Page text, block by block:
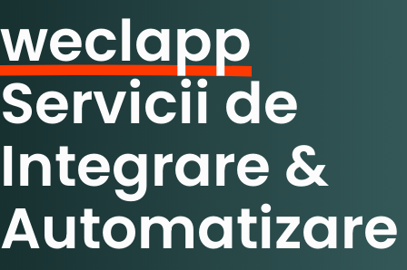
weclapp
Servicii de
Integrare &
Automatizare